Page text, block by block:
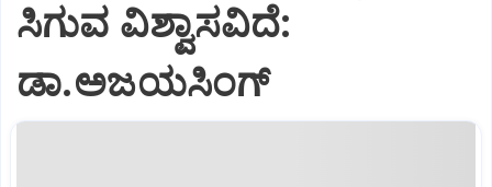
ಸಿಗುವ ವಿಶ್ವಾಸವಿದೆ:
ಡಾ.ಅಜಯಸಿಂಗ್